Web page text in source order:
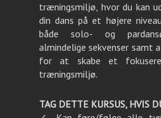
træningsmiljø, hvor du kan
din dans på et højere
både solo- og
almindelige sekvenser samt
for at skabe et
træningsmiljø.
TAG DETTE KURSUS, HVIS